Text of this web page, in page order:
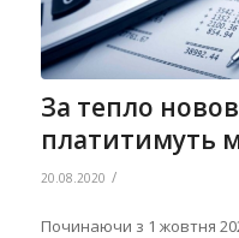
За тепло
платитимуть
20.08.2020 /
Починаючи з 1 жовтня